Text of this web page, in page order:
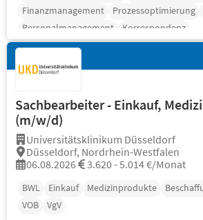
Finanzmanagement
Prozessoptimierung
Personalmanagement
Korrespondenz
Sachbearbeiter - Einkauf,
(m/w/d)
Universitätsklinikum Düsseldorf
Düsseldorf, Nordrhein-Westfalen
06.08.2026
3.620 - 5.014 €/Monat
BWL Einkauf Medizinprodukte
VOB
VgV